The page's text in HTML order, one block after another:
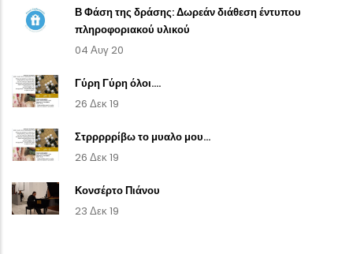
Β Φάση της δράσης: Δωρεάν διάθεση έντυπου
πληροφοριακού υλικού
04 Αυγ 20
Γύρη Γύρη όλοι....
26 Δεκ 19
Στρρρρρίβω το μυαλο μου...
26 Δεκ 19
Κονσέρτο Πιάνου
23 Δεκ 19